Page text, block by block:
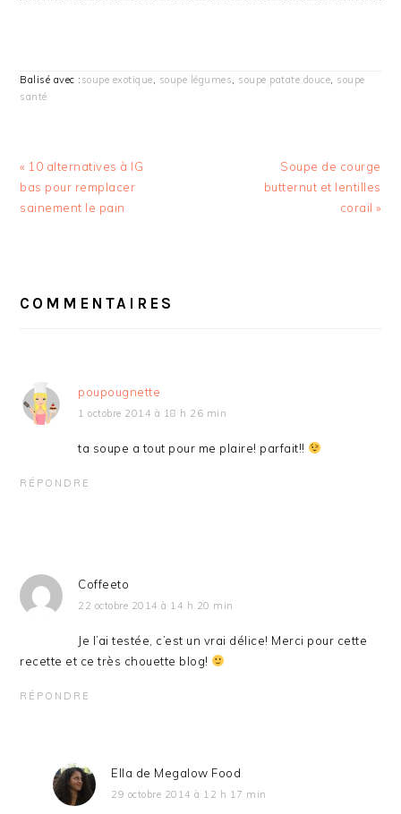
Balisé avec : soupe exotique soupe légumes soupe patate douce soupe
santé
Article
précédent
:
« 10 alternatives à IG
bas pour remplacer
sainement le pain
Article
suivant
Soupe de courge
butternut et lentilles
corail »
DU
COMMENTAIRES
poupougnette
1 octobre 2014 à 18 h 26 min
ta soupe a tout pour me plaire! parfait!!
RÉPONDRE
Coffeeto
22 octobre 2014 à 14 h 20 min
Je l’ai testée, c’est un vrai délice! Merci pour cette
recette et ce très chouette blog!
RÉPONDRE
Ella de Megalow Food
29 octobre 2014 à 12 h 17 min